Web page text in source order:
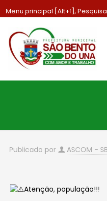
Menu principal [Alt+1],
Publicado por ASCOM -
Atenção, população!!!